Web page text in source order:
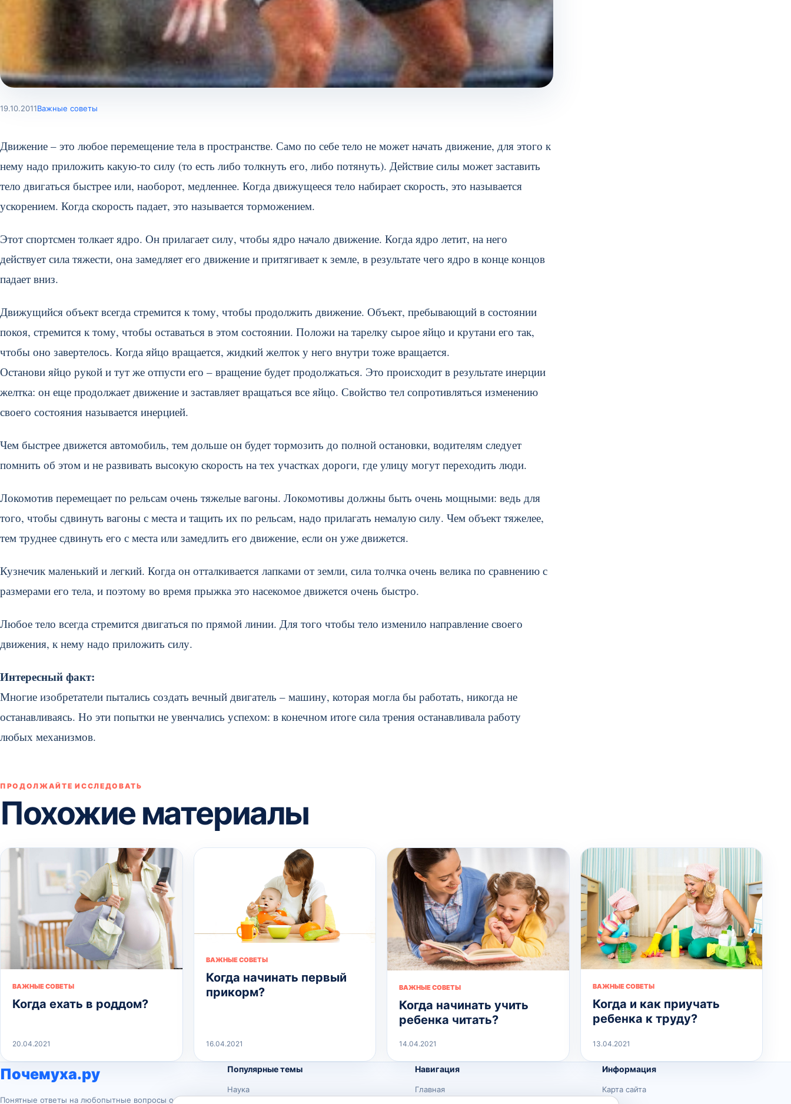
19.10.2011Важные советы
Движение – это любое перемещение тела в пространстве. Само по себе тело не может начать движение, для этого к
нему надо приложить какую-то силу (то есть либо толкнуть его, либо потянуть). Действие силы может заставить
тело двигаться быстрее или, наоборот, медленнее. Когда движущееся тело набирает скорость, это называется
ускорением. Когда скорость падает, это называется торможением.
Этот спортсмен толкает ядро. Он прилагает силу, чтобы ядро начало движение. Когда ядро летит, на него
действует сила тяжести, она замедляет его движение и притягивает к земле, в результате чего ядро в конце концов
падает вниз.
Движущийся объект всегда стремится к тому, чтобы продолжить движение. Объект, пребывающий в состоянии
покоя, стремится к тому, чтобы оставаться в этом состоянии. Положи на тарелку сырое яйцо и крутани его так,
чтобы оно завертелось. Когда яйцо вращается, жидкий желток у него внутри тоже вращается.
Останови яйцо рукой и тут же отпусти его – вращение будет продолжаться. Это происходит в результате инерции
желтка: он еще продолжает движение и заставляет вращаться все яйцо. Свойство тел сопротивляться изменению
своего состояния называется инерцией.
Чем быстрее движется автомобиль, тем дольше он будет тормозить до полной остановки, водителям следует
помнить об этом и не развивать высокую скорость на тех участках дороги, где улицу могут переходить люди.
Локомотив перемещает по рельсам очень тяжелые вагоны. Локомотивы должны быть очень мощными: ведь для
того, чтобы сдвинуть вагоны с места и тащить их по рельсам, надо прилагать немалую силу. Чем объект тяжелее,
тем труднее сдвинуть его с места или замедлить его движение, если он уже движется.
Кузнечик маленький и легкий. Когда он отталкивается лапками от земли, сила толчка очень велика по сравнению с
размерами его тела, и поэтому во время прыжка это насекомое движется очень быстро.
Любое тело всегда стремится двигаться по прямой линии. Для того чтобы тело изменило направление своего
движения, к нему надо приложить силу.
Интересный факт:
Многие изобретатели пытались создать вечный двигатель – машину, которая могла бы работать, никогда не
останавливаясь. Но эти попытки не увенчались успехом: в конечном итоге сила трения останавливала работу
любых механизмов.
ПРОДОЛЖАЙТЕ ИССЛЕДОВАТЬ
Похожие материалы
ВАЖНЫЕ СОВЕТЫ
Когда ехать в роддом?
20.04.2021
ВАЖНЫЕ СОВЕТЫ
Когда начинать первый
прикорм?
16.04.2021
ВАЖНЫЕ СОВЕТЫ
Когда начинать учить
ребенка читать?
14.04.2021
ВАЖНЫЕ СОВЕТЫ
Когда и как приучать
ребенка к труду?
13.04.2021
Почемуха.ру
Понятные ответы на любопытные вопросы о
Популярные темы
Наука
Навигация
Главная
Информация
Карта сайта